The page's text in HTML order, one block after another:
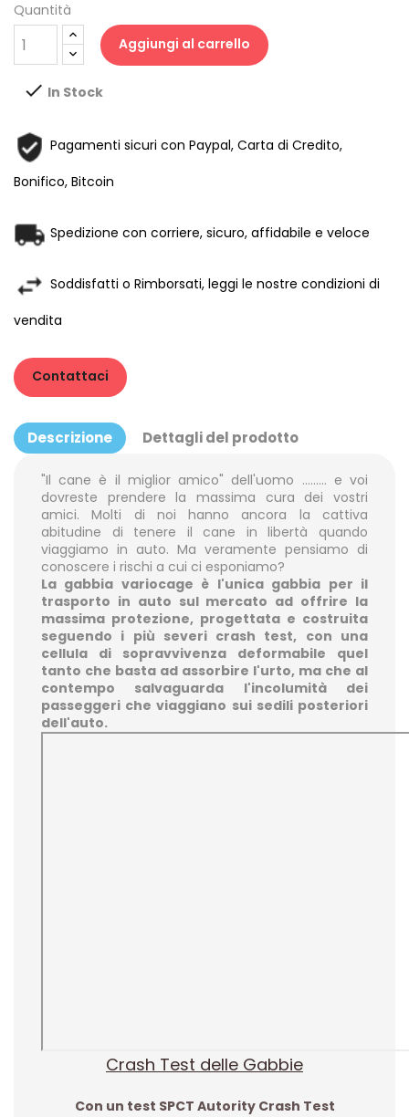
Quantità
Aggiungi al carrello
 In Stock
Pagamenti sicuri con Paypal, Carta di Credito,
Bonifico, Bitcoin
Spedizione con corriere, sicuro, affidabile e veloce
Soddisfatti o Rimborsati, leggi le nostre condizioni di
vendita
Contattaci
Descrizione Dettagli del prodotto
"Il cane è il miglior amico" dell'uomo ......... e voi
dovreste prendere la massima cura dei vostri
amici. Molti di noi hanno ancora la cattiva
abitudine di tenere il cane in libertà quando
viaggiamo in auto. Ma veramente pensiamo di
conoscere i rischi a cui ci esponiamo?
La gabbia variocage è l'unica gabbia per il
trasporto in auto sul mercato ad offrire la
massima protezione, progettata e costruita
seguendo i più severi crash test, con una
cellula di sopravvivenza deformabile quel
tanto che basta ad assorbire l'urto, ma che al
contempo salvaguarda l'incolumità dei
passeggeri che viaggiano sui sedili posteriori
dell'auto.
Crash Test delle Gabbie
Con un test SPCT Autority Crash Test